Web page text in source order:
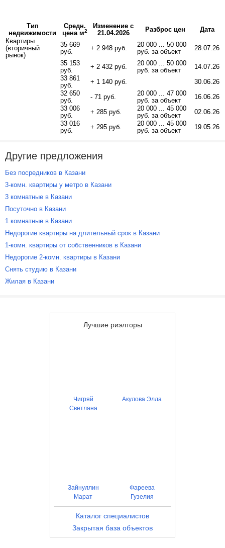
Тип
недвижимости
Средн.
цена м2
Изменение с
21.04.2026
Разброс цен
Дата
Квартиры
(вторичный
рынок)
35 669
руб.
+ 2 948 руб.
20 000 ... 50 000
руб. за объект
28.07.26
35 153
руб.
+ 2 432 руб.
20 000 ... 50 000
руб. за объект
14.07.26
33 861
руб.
+ 1 140 руб.
30.06.26
32 650
руб.
- 71 руб.
20 000 ... 47 000
руб. за объект
16.06.26
33 006
руб.
+ 285 руб.
20 000 ... 45 000
руб. за объект
02.06.26
33 016
руб.
+ 295 руб.
20 000 ... 45 000
руб. за объект
19.05.26
Другие предложения
Без посредников в Казани
3-комн. квартиры у метро в Казани
3 комнатные в Казани
Посуточно в Казани
1 комнатные в Казани
Недорогие квартиры на длительный срок в Казани
1-комн. квартиры от собственников в Казани
Недорогие 2-комн. квартиры в Казани
Снять студию в Казани
Жилая в Казани
Лучшие риэлторы
Чигряй
Светлана
Акулова Элла
Зайнуллин
Марат
Фареева
Гузелия
Каталог специалистов
Закрытая база объектов